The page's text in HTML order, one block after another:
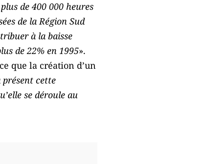
de 400 000 heures
de la Région Sud
à la baisse
de 22% en 1995».
que la création d’un
présent cette
se déroule au